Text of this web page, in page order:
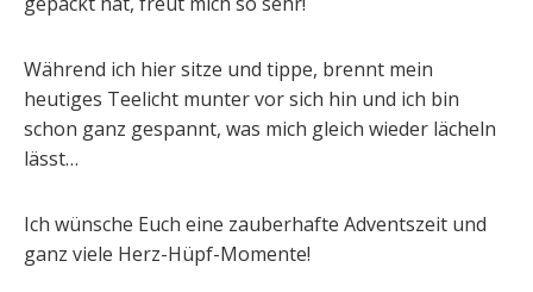
Während ich hier sitze und tippe, brennt mein
heutiges Teelicht munter vor sich hin und ich bin
schon ganz gespannt, was mich gleich wieder lächeln
lässt…
Ich wünsche Euch eine zauberhafte Adventszeit und
ganz viele Herz-Hüpf-Momente!